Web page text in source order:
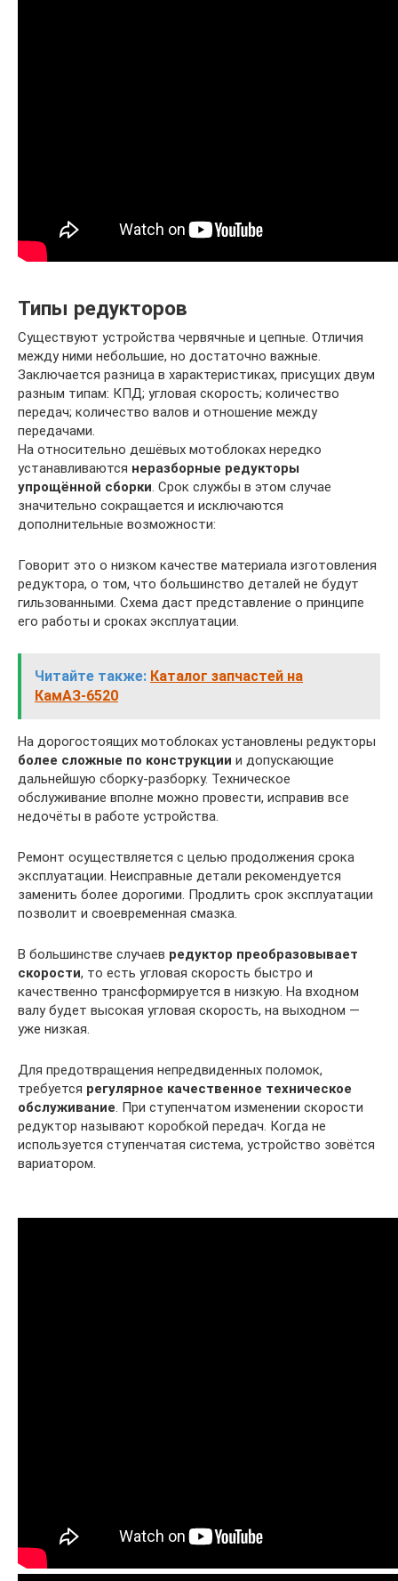
Типы редукторов
Существуют устройства червячные и цепные. Отличия
между ними небольшие, но достаточно важные.
Заключается разница в характеристиках, присущих двум
разным типам: КПД; угловая скорость; количество
передач; количество валов и отношение между
передачами.
На относительно дешёвых мотоблоках нередко
устанавливаются неразборные редукторы
упрощённой сборки. Срок службы в этом случае
значительно сокращается и исключаются
дополнительные возможности:
Говорит это о низком качестве материала изготовления
редуктора, о том, что большинство деталей не будут
гильзованными. Схема даст представление о принципе
его работы и сроках эксплуатации.
Читайте также: Каталог запчастей на
КамАЗ-6520
На дорогостоящих мотоблоках установлены редукторы
более сложные по конструкции и допускающие
дальнейшую сборку-разборку. Техническое
обслуживание вполне можно провести, исправив все
недочёты в работе устройства.
Ремонт осуществляется с целью продолжения срока
эксплуатации. Неисправные детали рекомендуется
заменить более дорогими. Продлить срок эксплуатации
позволит и своевременная смазка.
В большинстве случаев редуктор преобразовывает
скорости, то есть угловая скорость быстро и
качественно трансформируется в низкую. На входном
валу будет высокая угловая скорость, на выходном —
уже низкая.
Для предотвращения непредвиденных поломок,
требуется регулярное качественное техническое
обслуживание. При ступенчатом изменении скорости
редуктор называют коробкой передач. Когда не
используется ступенчатая система, устройство зовётся
вариатором.